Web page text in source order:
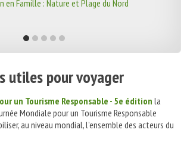
en Famille : Nature et Plage du Nord
utiles pour voyager
un Tourisme Responsable - 5e édition la
Mondiale pour un Tourisme Responsable
au niveau mondial, l’ensemble des acteurs du